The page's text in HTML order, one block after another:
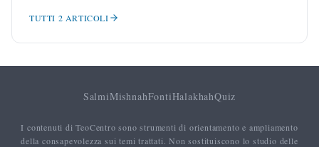
TUTTI 2 ARTICOLI
SalmiMishnahFontiHalakhahQuiz
I contenuti di TeoCentro sono strumenti di orientamento e ampliamento
della consapevolezza sui temi trattati. Non sostituiscono lo studio delle